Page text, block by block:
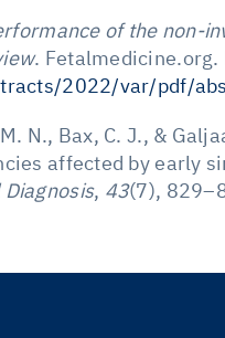
of the non-
.
2022/var/pdf/
N., Bax, C. J., &
affected by early
, 43(7),